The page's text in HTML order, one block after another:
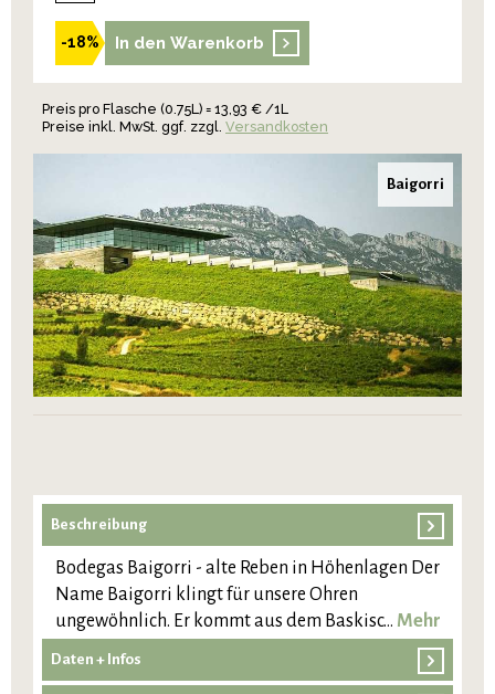
-18% In den Warenkorb
Preis pro Flasche (0.75L) = 13,93 € /1L
Preise inkl. MwSt. ggf. zzgl. Versandkosten
Baigorri
Beschreibung
Bodegas Baigorri - alte Reben in Höhenlagen Der
Name Baigorri klingt für unsere Ohren
ungewöhnlich. Er kommt aus dem Baskisc… Mehr
Daten + Infos